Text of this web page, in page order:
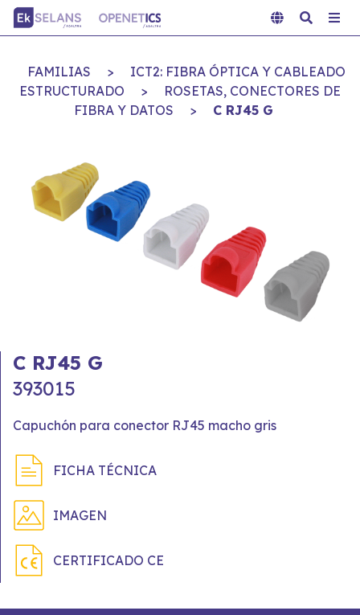
FAMILIAS >
ICT2: FIBRA ÓPTICA Y CABLEADO
ESTRUCTURADO
>
ROSETAS, CONECTORES DE
FIBRA Y DATOS
> C RJ45 G
C RJ45 G
393015
Capuchón para conector RJ45 macho gris
FICHA TÉCNICA
IMAGEN
CERTIFICADO CE